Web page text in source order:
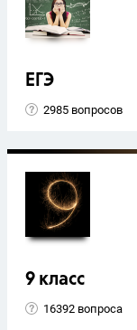
ЕГЭ
2985 вопросов
9 класс
16392 вопроса